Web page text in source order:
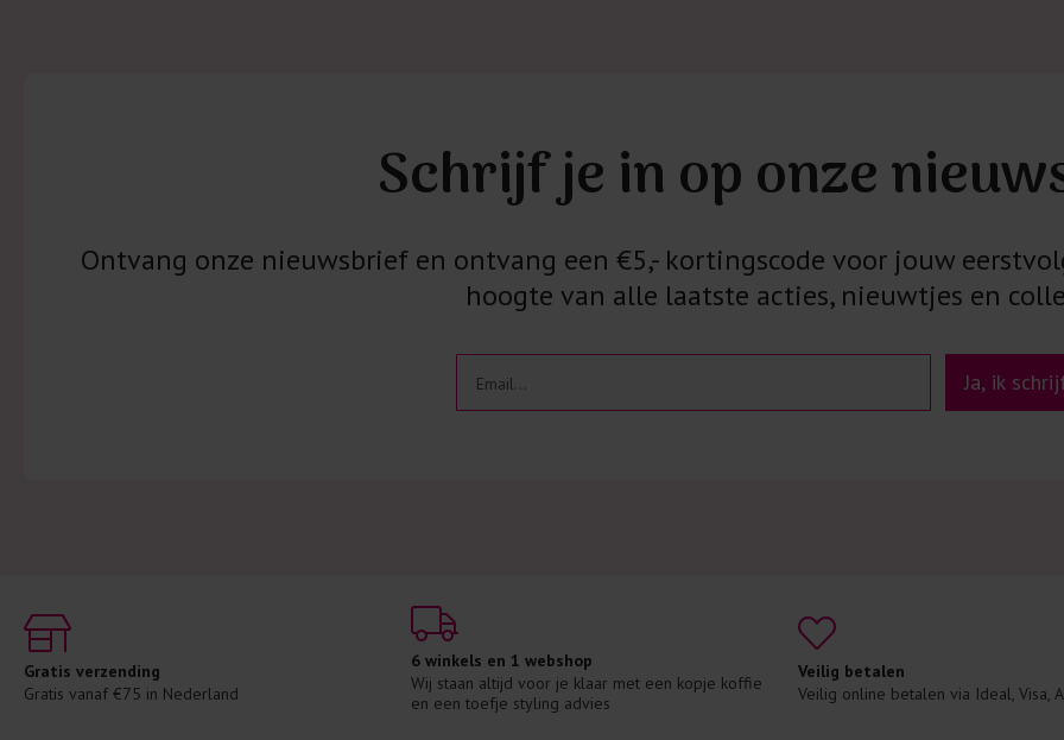
Schrijf je in op onze
Ontvang onze nieuwsbrief en ontvang een €5,- kortingscode voor jouw
hoogte van alle laatste acties, nieuwtjes en
Ja, ik
Gratis verzending
Gratis vanaf €75 in Nederland
6 winkels en 1 webshop
Wij staan altijd voor je klaar met een kopje koffie
en een toefje styling advies
Veilig betalen
Veilig online betalen via Ideal, Visa,